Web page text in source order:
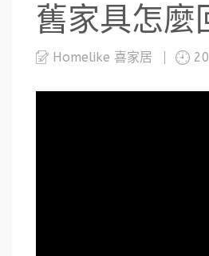
舊家具怎麼
Homelike 喜家居